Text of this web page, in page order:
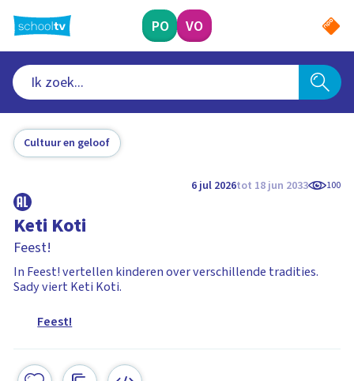
naar
hoofdinhoud
PO VO
Cultuur en geloof
6 jul 2026tot 18 jun 2033 100
Keti Koti
Feest!
In Feest! vertellen kinderen over verschillende tradities.
Sady viert Keti Koti.
Feest!